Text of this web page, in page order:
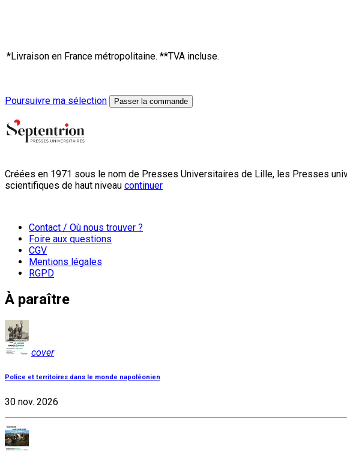
*Livraison en France métropolitaine. **TVA incluse.
Poursuivre ma sélection
Passer la commande
Créées en 1971 sous le nom de Presses Universitaires de Lille, les Presses
scientifiques de haut niveau continuer
Contact / Où nous trouver ?
Foire aux questions
CGV
Mentions légales
RGPD
À paraître
cover
Police et territoires dans le monde napoléonien
30 nov. 2026